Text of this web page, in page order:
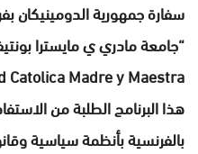
سفارة جمهورية الدومينيكان
هذا البرنامج الطلبة من
بالفرنسية بأنظمة سياسية